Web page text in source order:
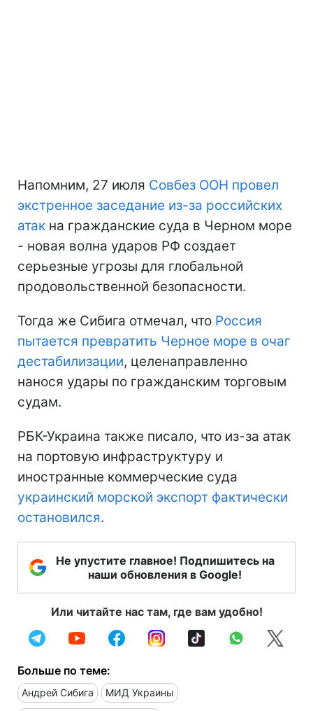
Напомним, 27 июля Совбез ООН провел
экстренное заседание из-за российских
атак на гражданские суда в Черном море
- новая волна ударов РФ создает
серьезные угрозы для глобальной
продовольственной безопасности.
Тогда же Сибига отмечал, что Россия
пытается превратить Черное море в очаг
дестабилизации, целенаправленно
нанося удары по гражданским торговым
судам.
РБК-Украина также писало, что из-за атак
на портовую инфраструктуру и
иностранные коммерческие суда
украинский морской экспорт фактически
остановился.
Не упустите главное! Подпишитесь на
наши обновления в Google!
Или читайте нас там, где вам удобно!
Больше по теме:
Андрей Сибига МИД Украины